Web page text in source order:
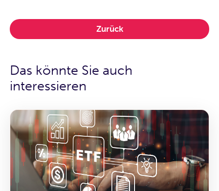
Zurück
Das könnte Sie auch
interessieren